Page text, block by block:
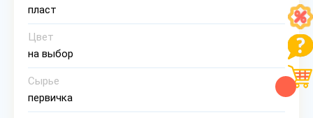
пласт
Цвет
на выбор
Сырье
первичка